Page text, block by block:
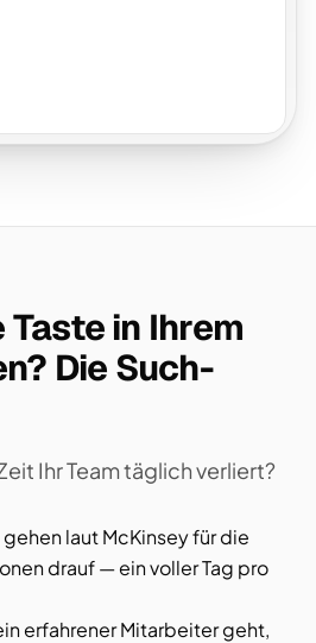
in Ihrem
Die Such-
Ihr Team täglich verliert?
gehen laut McKinsey für die
drauf — ein voller Tag pro
erfahrener Mitarbeiter geht,